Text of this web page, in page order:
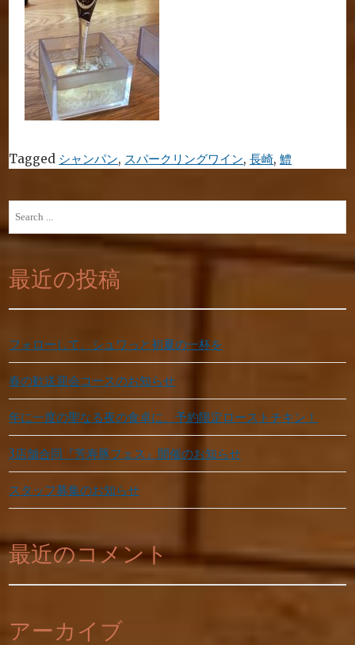
Tagged シャンパン, スパークリングワイン,長崎,鱧
for:
最近の投稿
フォローして、シュワっと初夏の一杯を
春の歓送迎会コースのお知らせ
年に一度の聖なる夜の食卓に、予約限定ローストチキン！
3店舗合同『芳寿豚フェス』開催のお知らせ
スタッフ募集のお知らせ
最近のコメント
アーカイブ